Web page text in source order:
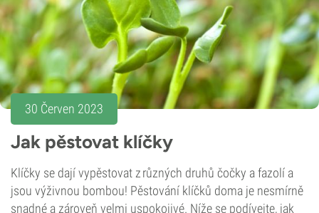
30 Červen 2023
Jak pěstovat klíčky
Klíčky se dají vypěstovat z různých druhů čočky a fazolí a
jsou výživnou bombou! Pěstování klíčků doma je nesmírně
snadné a zároveň velmi uspokojivé. Níže se podívejte, jak